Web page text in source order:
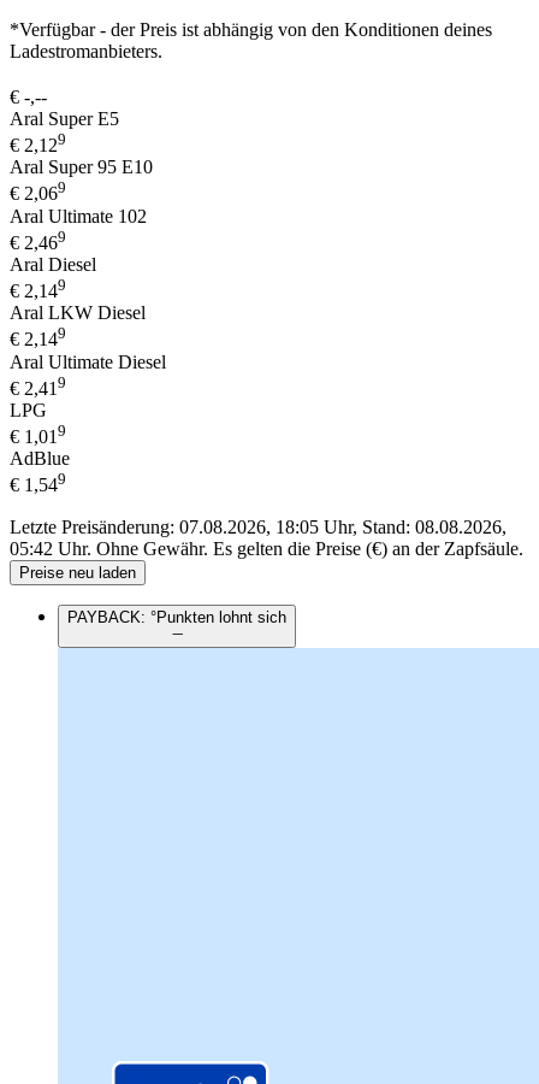
*Verfügbar - der Preis ist abhängig von den Konditionen deines
Ladestromanbieters.
€ -,--
Aral Super E5
€ 2,129
Aral Super 95 E10
€ 2,069
Aral Ultimate 102
€ 2,469
Aral Diesel
€ 2,149
Aral LKW Diesel
€ 2,149
Aral Ultimate Diesel
€ 2,41 9
LPG
€ 1,01 9
AdBlue
€ 1,549
Letzte Preisänderung: 07.08.2026, 18:05 Uhr, Stand: 08.08.2026,
05:42 Uhr. Ohne Gewähr. Es gelten die Preise (€) an der Zapfsäule.
Preise neu laden
PAYBACK: °Punkten lohnt sich